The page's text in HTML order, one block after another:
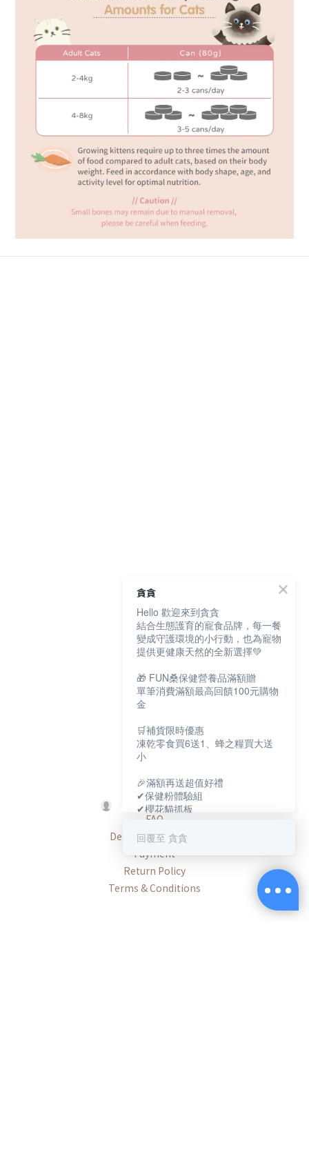
About
Brand Story
Our Values
Our Team
Help
FAQ
Delivery & Shipping
Payment
Return Policy
Terms & Conditions
貪貪
Hello 歡迎來到貪貪
結合生態護育的寵食品牌，每一餐
變成守護環境的小行動，也為寵物
提供更健康天然的全新選擇💚
🎁 FUN桑保健營養品滿額贈
單筆消費滿額最高回饋100元購物
金
🛒補貨限時優惠
凍乾零食買6送1、蜂之糧買大送
小
🎉滿額再送超值好禮
✔保健粉體驗組
✔櫻花貓抓板
✔寵物好眠四季墊
https://muncheepet.com/uL1qW
😺新朋友加LINE領取免費罐罐
回覆至 貪貪